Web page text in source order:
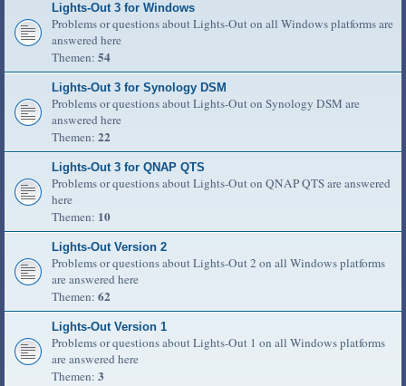
Lights-Out 3 for Windows
Problems or questions about Lights-Out on all Windows platforms are
answered here
Themen: 54
Lights-Out 3 for Synology DSM
Problems or questions about Lights-Out on Synology DSM are
answered here
Themen: 22
Lights-Out 3 for QNAP QTS
Problems or questions about Lights-Out on QNAP QTS are answered
here
Themen: 10
Lights-Out Version 2
Problems or questions about Lights-Out 2 on all Windows platforms
are answered here
Themen: 62
Lights-Out Version 1
Problems or questions about Lights-Out 1 on all Windows platforms
are answered here
Themen: 3